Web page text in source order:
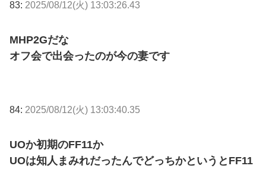
83: 2025/08/12(火) 13:03:26.43
MHP2Gだな
オフ会で出会ったのが今の妻です
84: 2025/08/12(火) 13:03:40.35
UOか初期のFF11か
UOは知人まみれだったんでどっちかというとFF11